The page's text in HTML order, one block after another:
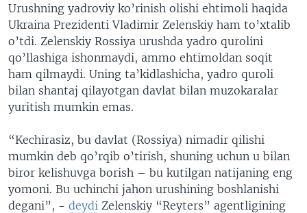
Urushning yadroviy ko’rinish olishi ehtimoli haqida
Ukraina Prezidenti Vladimir Zelenskiy ham to’xtalib
o’tdi. Zelenskiy Rossiya urushda yadro qurolini
qo’llashiga ishonmaydi, ammo ehtimoldan soqit
ham qilmaydi. Uning ta’kidlashicha, yadro quroli
bilan shantaj qilayotgan davlat bilan muzokaralar
yuritish mumkin emas.
“Kechirasiz, bu davlat (Rossiya) nimadir qilishi
mumkin deb qo’rqib o’tirish, shuning uchun u bilan
biror kelishuvga borish – bu kutilgan natijaning eng
yomoni. Bu uchinchi jahon urushining boshlanishi
degani”, - deydi Zelenskiy “Reyters” agentligining